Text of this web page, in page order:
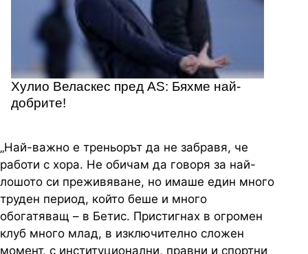
Хулио Веласкес пред AS: Бяхме най-
добрите!
„Най-важно е треньорът да не забравя, че
работи с хора. Не обичам да говоря за най-
лошото си преживяване, но имаше един много
труден период, който беше и много
обогатяващ – в Бетис. Пристигнах в огромен
клуб много млад, в изключително сложен
момент, с институционални, правни и спортни